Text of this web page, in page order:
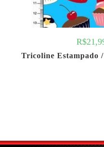
R$
Tricoline Estampado